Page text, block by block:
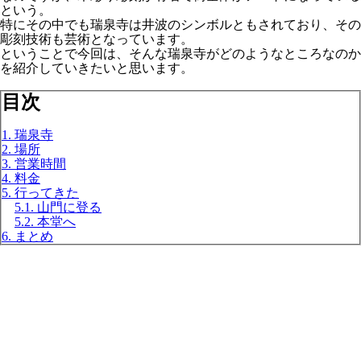
という。
特にその中でも瑞泉寺は井波のシンボルともされており、その
彫刻技術も芸術となっています。
ということで今回は、そんな瑞泉寺がどのようなところなのか
を紹介していきたいと思います。
目次
1. 瑞泉寺
2. 場所
3. 営業時間
4. 料金
5. 行ってきた
5.1. 山門に登る
5.2. 本堂へ
6. まとめ